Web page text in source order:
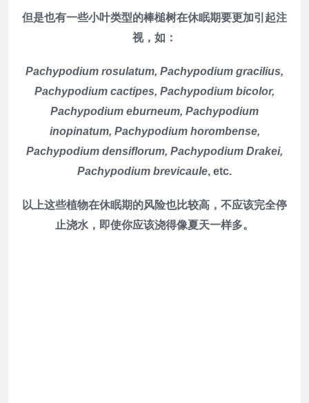
但是也有一些小叶类型的棒槌树在休眠期要更加引起注
视，如：
Pachypodium rosulatum, Pachypodium gracilius,
Pachypodium cactipes, Pachypodium bicolor,
Pachypodium eburneum, Pachypodium
inopinatum, Pachypodium horombense,
Pachypodium densiflorum, Pachypodium Drakei,
Pachypodium brevicaule, etc.
以上这些植物在休眠期的风险也比较高，不应该完全停
止浇水，即使你应该浇得像夏天一样多。